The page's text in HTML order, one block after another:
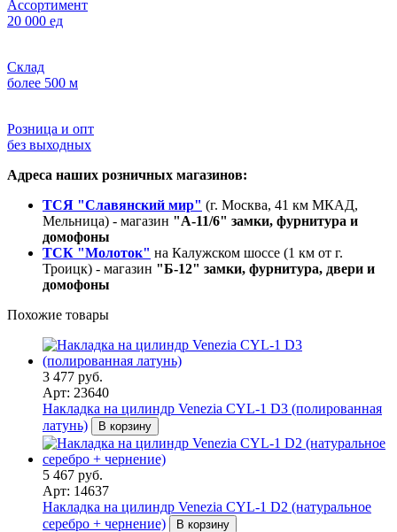
Ассортимент
20 000 ед
Склад
более 500 м
Розница и опт
без выходных
Адреса наших розничных магазинов:
ТСЯ "Славянский мир" (г. Москва, 41 км МКАД,
Мельница) - магазин "А-11/6" замки, фурнитура и
домофоны
ТСК "Молоток" на Калужском шоссе (1 км от г.
Троицк) - магазин "Б-12" замки, фурнитура, двери и
домофоны
Похожие товары
3 477 руб.
Арт: 23640
Накладка на цилиндр Venezia CYL-1 D3 (полированная
латунь)
В корзину
5 467 руб.
Арт: 14637
Накладка на цилиндр Venezia CYL-1 D2 (натуральное
серебро + чернение)
В корзину